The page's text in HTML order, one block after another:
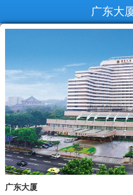
广东大
广东大厦